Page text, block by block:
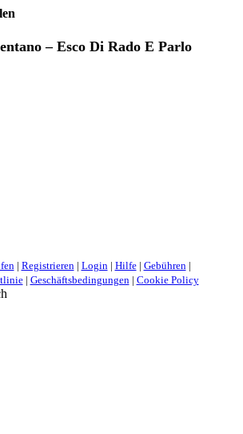
‎– Esco Di Rado E Parlo
| Registrieren | Login | Hilfe| Gebühren |
| Geschäftsbedingungen | Cookie Policy